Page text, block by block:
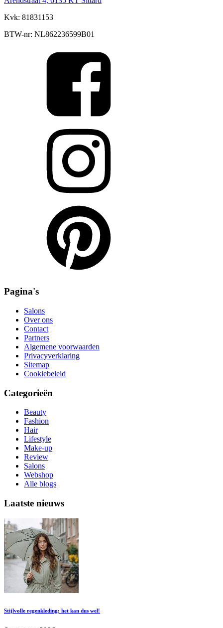
Kvk: 81831153
BTW-nr: NL862236599B01
Pagina's
Salons
Over ons
Contact
Partners
Algemene voorwaarden
Privacyverklaring
Sitemap
Cookiebeleid
Categorieën
Beauty
Fashion
Hair
Lifestyle
Make-up
Review
Salons
Webshop
Alle blogs
Laatste nieuws
Stijlvolle regenkleding; het kan dus wel!